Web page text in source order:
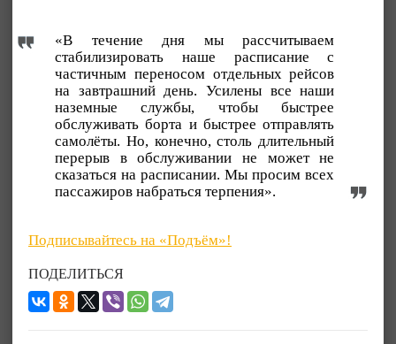
«В течение дня мы рассчитываем
стабилизировать наше расписание с
частичным переносом отдельных рейсов
на завтрашний день. Усилены все наши
наземные службы, чтобы быстрее
обслуживать борта и быстрее отправлять
самолёты. Но, конечно, столь длительный
перерыв в обслуживании не может не
сказаться на расписании. Мы просим всех
пассажиров набраться терпения».
Подписывайтесь на «Подъём»!
ПОДЕЛИТЬСЯ